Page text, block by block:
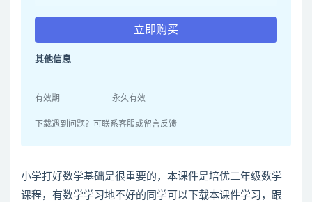
立即购买
其他信息
有效期 永久有效
下载遇到问题？可联系客服或留言反馈
小学打好数学基础是很重要的，本课件是培优二年级数学
课程，有数学学习地不好的同学可以下载本课件学习，跟